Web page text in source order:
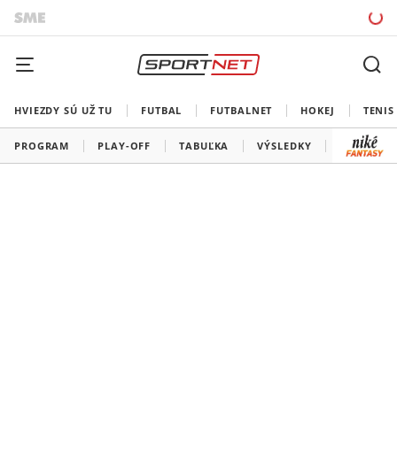
HVIEZDY SÚ UŽ TU FUTBAL FUTBALNET HOKEJ TENIS
PROGRAM PLAY-OFF TABUĽKA VÝSLEDKY ŠK